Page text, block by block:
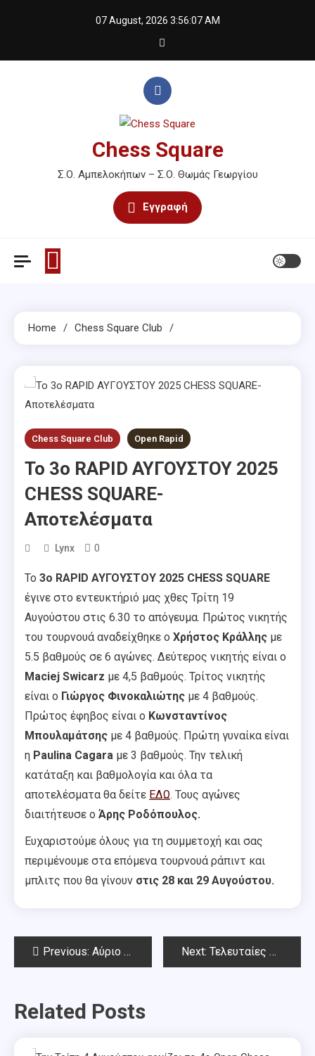
07 August, 2026 3:56:07 AM
Chess Square
Σ.Ο. Αμπελοκήπων – Σ.Ο. Θωμάς Γεωργίου
Εγγραφή
Home Chess Square Club
Chess Square Club Open Rapid
Το 3o RAPID ΑΥΓΟΥΣΤΟΥ 2025
CHESS SQUARE-
Αποτελέσματα
Lynx 0
Το 3o RAPID ΑΥΓΟΥΣΤΟΥ 2025 CHESS SQUARE
έγινε στο εντευκτήριό μας χθες Τρίτη 19
Αυγούστου στις 6.30 το απόγευμα. Πρώτος νικητής
του τουρνουά αναδείχθηκε ο Χρήστος Κράλλης με
5.5 βαθμούς σε 6 αγώνες. Δεύτερος νικητής είναι ο
Maciej Swicarz με 4,5 βαθμούς. Τρίτος νικητής
είναι ο Γιώργος Φινοκαλιώτης με 4 βαθμούς.
Πρώτος έφηβος είναι ο Κωνσταντίνος
Μπουλαμάτσης με 4 βαθμούς. Πρώτη γυναίκα είναι
η Paulina Cagara με 3 βαθμούς. Την τελική
κατάταξη και βαθμολογία και όλα τα
αποτελέσματα θα δείτε ΕΔΩ. Τους αγώνες
διαιτήτευσε ο Άρης Ροδόπουλος.
Ευχαριστούμε όλους για τη συμμετοχή και σας
περιμένουμε στα επόμενα τουρνουά ράπιντ και
μπλιτς που θα γίνουν στις 28 και 29 Αυγούστου.
PostPrevious: Αύριο Τρίτη 19 Αυγούστου το 3o RAPID ΑΥΓΟΥΣΤΟΥ 2025 CHESS SQUARE Next: Τελευταίες καλοκαιρινές διοργανώσεις RAPID & Blitz
Related Posts